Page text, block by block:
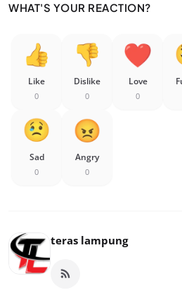
WHAT'S YOUR REACTION?
Like
0
Dislike
0
Love
0
Sad
0
Angry
0
teras lampung